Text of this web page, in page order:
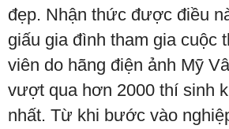
đẹp. Nhận thức được điều
giấu gia đình tham gia cuộc
viên do hãng điện ảnh Mỹ
vượt qua hơn 2000 thí sinh
nhất. Từ khi bước vào